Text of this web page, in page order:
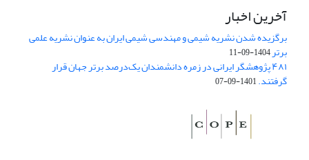
آخرین اخبار
برگزیده شدن نشریه شیمی و مهندسی شیمی ایران به عنوان نشریه علمی
برتر1404-09-11
۴۸۱ پژوهشگر ایرانی در زمره دانشمندان یک‌درصد برتر جهان قرار
گرفتند.1401-09-07